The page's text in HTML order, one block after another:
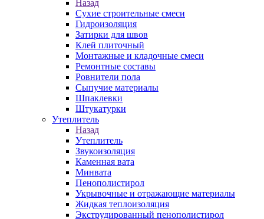
Назад
Сухие строительные смеси
Гидроизоляция
Затирки для швов
Клей плиточный
Монтажные и кладочные смеси
Ремонтные составы
Ровнители пола
Сыпучие материалы
Шпаклевки
Штукатурки
Утеплитель
Назад
Утеплитель
Звукоизоляция
Каменная вата
Минвата
Пенополистирол
Укрывочные и отражающие материалы
Жидкая теплоизоляция
Экструдированный пенополистирол